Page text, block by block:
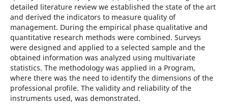
detailed literature review we established the state of the art
and derived the indicators to measure quality of
management. During the empirical phase qualitative and
quantitative research methods were combined. Surveys
were designed and applied to a selected sample and the
obtained information was analyzed using multivariate
statistics. The methodology was applied in a Program,
where there was the need to identify the dimensions of the
professional profile. The validity and reliability of the
instruments used, was demonstrated.